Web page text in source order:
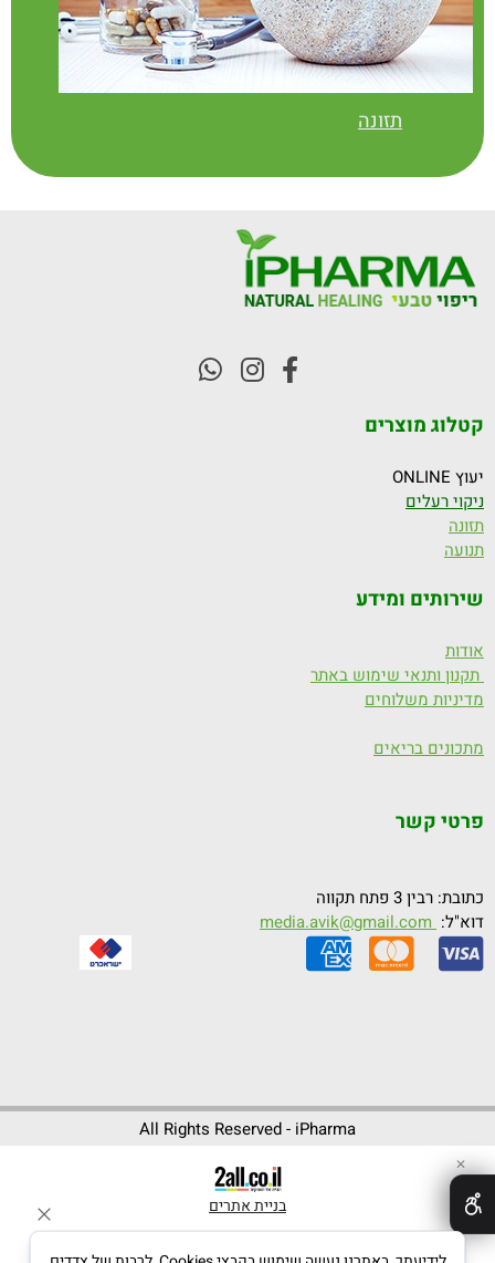
תזונה
קטלוג מוצרים
יעוץ ONLINE
ניקוי רעלים
תזונה
תנועה
שירותים ומידע
אודות
תקנון ותנאי שימוש באתר
מדיניות משלוחים
מתכונים בריאים
פרטי קשר
כתובת: רבין 3 פתח תקווה
דוא"ל:
All Rights Reserved - iPharma
בניית אתרים
✕